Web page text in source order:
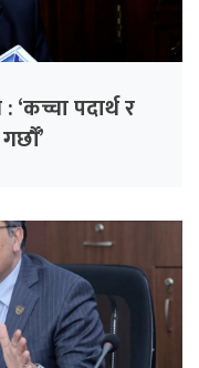
‘कच्चा पदार्थ र